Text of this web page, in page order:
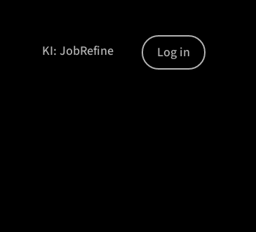
KI: JobRefine Log in